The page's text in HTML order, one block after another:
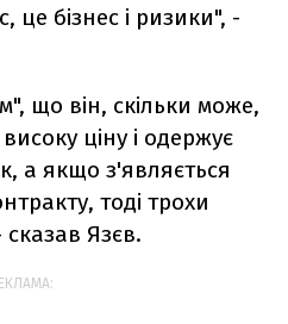
це бізнес і ризики", -
що він, скільки може,
ціну і одержує
а якщо з'являється
тоді трохи
сказав Язєв.